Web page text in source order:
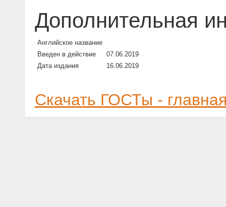
Дополнительная
Английское название
Введен в действие
07.06.2019
Дата издания
16.06.2019
Скачать ГОСТы -